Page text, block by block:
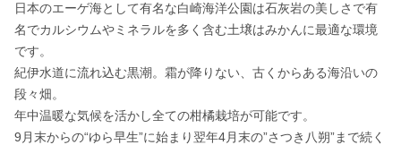
日本のエーゲ海として有名な白崎海洋公園は石灰岩の美しさで有
名でカルシウムやミネラルを多く含む土壌はみかんに最適な環境
です。
紀伊水道に流れ込む黒潮。霜が降りない、古くからある海沿いの
段々畑。
年中温暖な気候を活かし全ての柑橘栽培が可能です。
9月末からの“ゆら早生”に始まり翌年4月末の”さつき八朔”まで続く